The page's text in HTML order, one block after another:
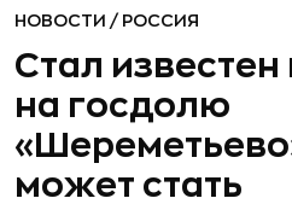
НОВОСТИ / РОССИЯ
Стал известен
на госдолю
может стать